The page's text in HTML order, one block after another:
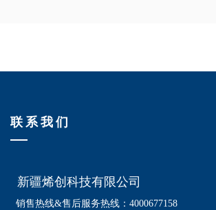
联系我们
新疆烯创科技有限公司
销售热线&售后服务热线：4000677158